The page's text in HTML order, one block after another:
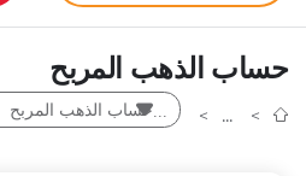
حساب الذهب المربح
حساب الذهب المربح